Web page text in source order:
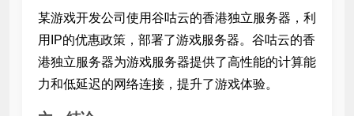
某游戏开发公司使用谷咕云的香港独立服务器，利
用 IP的优惠政策，部署了游戏服务器。谷咕云的香
港独立服务器为游戏服务器提供了高性能的计算能
力和低延迟的网络连接，提升了游戏体验。